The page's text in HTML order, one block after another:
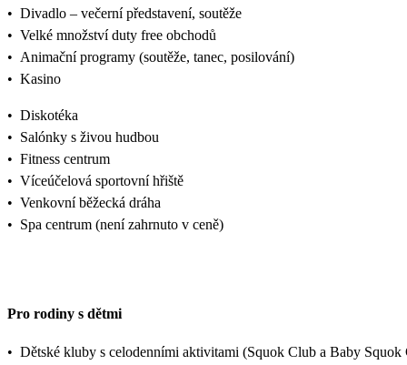
• Divadlo – večerní představení, soutěže
• Velké množství duty free obchodů
• Animační programy (soutěže, tanec, posilování)
• Kasino
• Diskotéka
• Salónky s živou hudbou
• Fitness centrum
• Víceúčelová sportovní hřiště
• Venkovní běžecká dráha
• Spa centrum (není zahrnuto v ceně)
Pro rodiny s dětmi
• Dětské kluby s celodenními aktivitami (Squok Club a Baby Squok